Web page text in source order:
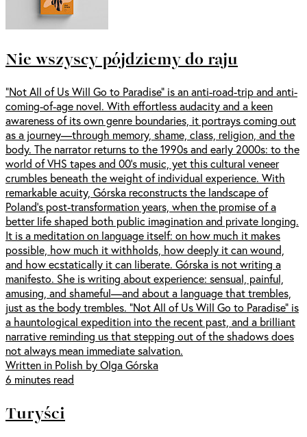
Nie wszyscy pójdziemy do raju
“Not All of Us Will Go to Paradise” is an anti-road-trip and anti-
coming-of-age novel. With effortless audacity and a keen
awareness of its own genre boundaries, it portrays coming out
as a journey—through memory, shame, class, religion, and the
body. The narrator returns to the 1990s and early 2000s: to the
world of VHS tapes and 00’s music, yet this cultural veneer
crumbles beneath the weight of individual experience. With
remarkable acuity, Górska reconstructs the landscape of
Poland's post-transformation years, when the promise of a
better life shaped both public imagination and private longing.
It is a meditation on language itself: on how much it makes
possible, how much it withholds, how deeply it can wound,
and how ecstatically it can liberate. Górska is not writing a
manifesto. She is writing about experience: sensual, painful,
amusing, and shameful—and about a language that trembles,
just as the body trembles. “Not All of Us Will Go to Paradise” is
a hauntological expedition into the recent past, and a brilliant
narrative reminding us that stepping out of the shadows does
not always mean immediate salvation.
Written in Polish by Olga Górska
6 minutes read
Turyści